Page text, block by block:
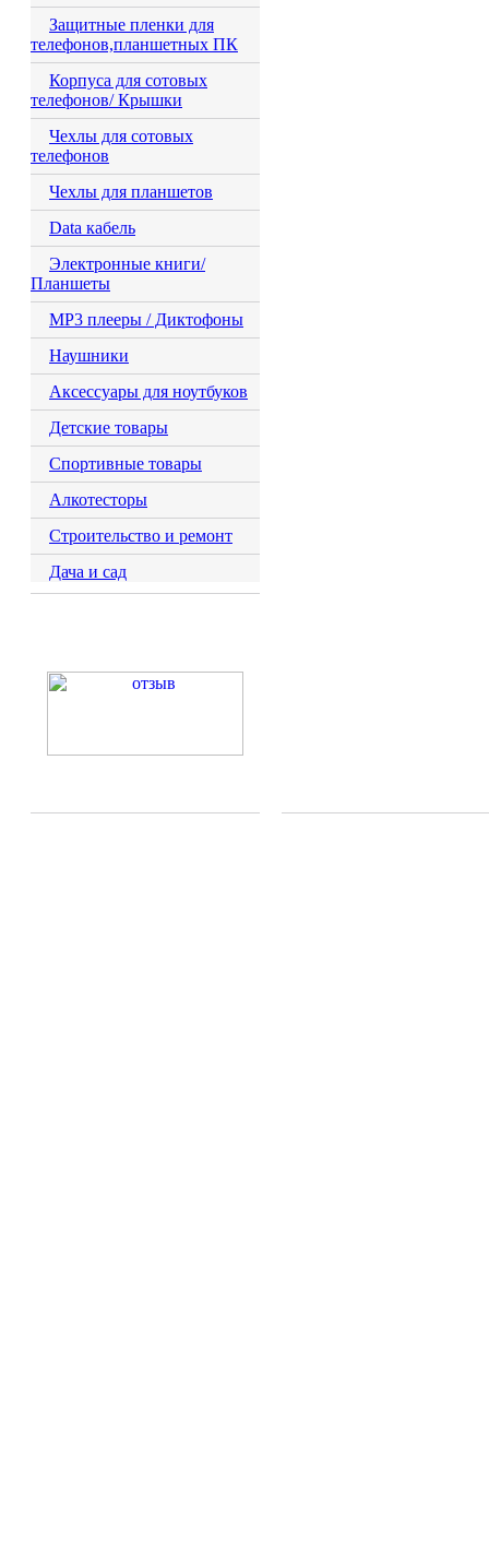
Защитные пленки для
телефонов,планшетных ПК
Корпуса для сотовых
телефонов/ Крышки
Чехлы для сотовых
телефонов
Чехлы для планшетов
Data кабель
Электронные книги/
Планшеты
MP3 плееры / Диктофоны
Наушники
Аксессуары для ноутбуков
Детские товары
Спортивные товары
Алкотесторы
Строительство и ремонт
Дача и сад